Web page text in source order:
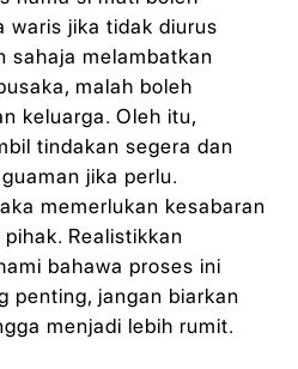
waris jika tidak diurus
sahaja melambatkan
malah boleh
keluarga. Oleh itu,
tindakan segera dan
jika perlu.
memerlukan kesabaran
Realistikkan
bahawa proses ini
penting, jangan biarkan
menjadi lebih rumit.